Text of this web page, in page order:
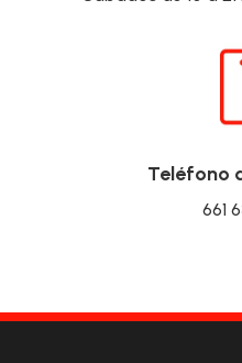
Teléfono
661